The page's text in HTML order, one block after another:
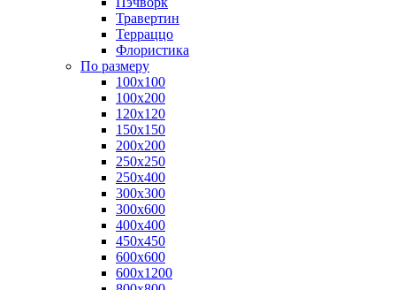
Травертин
Терраццо
Флористика
По размеру
100х100
100х200
120х120
150х150
200х200
250х250
250х400
300х300
300х600
400х400
450х450
600х600
600х1200